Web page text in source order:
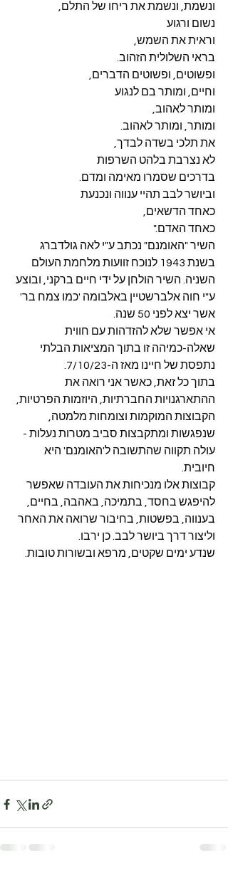
ונשמת, ונשמת את ריחו של התלם,
נשום ורגוע
וראית את השמש,
בראי השלולית הזהוב.
ופשוטים, ופשוטים הדברים,
וחיים, ומותר בם לנגוע
ומותר לאהוב,
ומותר, ומותר לאהוב.
את תלכי בשדה לבדך,
לא נצרבת בלהט השרפות
בדרכים שסמרו מאימה ומדם.
וביושר לבב תהיי ענווה ונכנעת
כאחד הדשאים,
כאחד האדם."
השיר "האומנם" נכתב ע"י לאה גולדברג
בשנת 1943 לנוכח זוועות מלחמת העולם
השניה. השיר הולחן על ידי חיים ברקני, ובוצע
ע"י חוה אלברשטיין באלבומה 'כמו צמח בר'
אשר יצא לפני 50 שנה.
אי אפשר שלא להזדהות עם חווית
שאלה-כמיהה זו בתוך המציאות הבלתי
נתפסת של חיינו מאז ה-7/10/23.
בתוך כל זאת, כאשר אני רואה את
ההתארגנויות החברתיות, היוזמות הפרטיות,
הקבוצות המוקמות וצומחות מלמטה,
שנפגשות ומתקבצות סביב מטרות נעלות -
עולה תקווה שהתשובה ל'האומנם' היא
חיובית.
קבוצות אלו מנכיחות את העובדה שאפשר
להיפגש בחסד, בתמיכה, באהבה, בחיים,
בענווה, בפשטות, בחיבור שרואה את האחר
וליצור דרך ביושר לבב. כן ירבו.
שנדע ימים שקטים, מרפא ובשורות טובות.